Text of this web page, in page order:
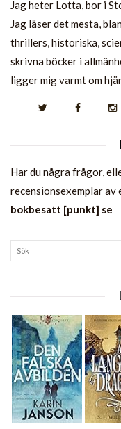
Jag heter Lotta, bor i
Jag läser det mesta,
thrillers, historiska,
skrivna böcker i
ligger mig varmt om
Har du några frågor,
recensionsexemplar av
bokbesatt [punkt] se